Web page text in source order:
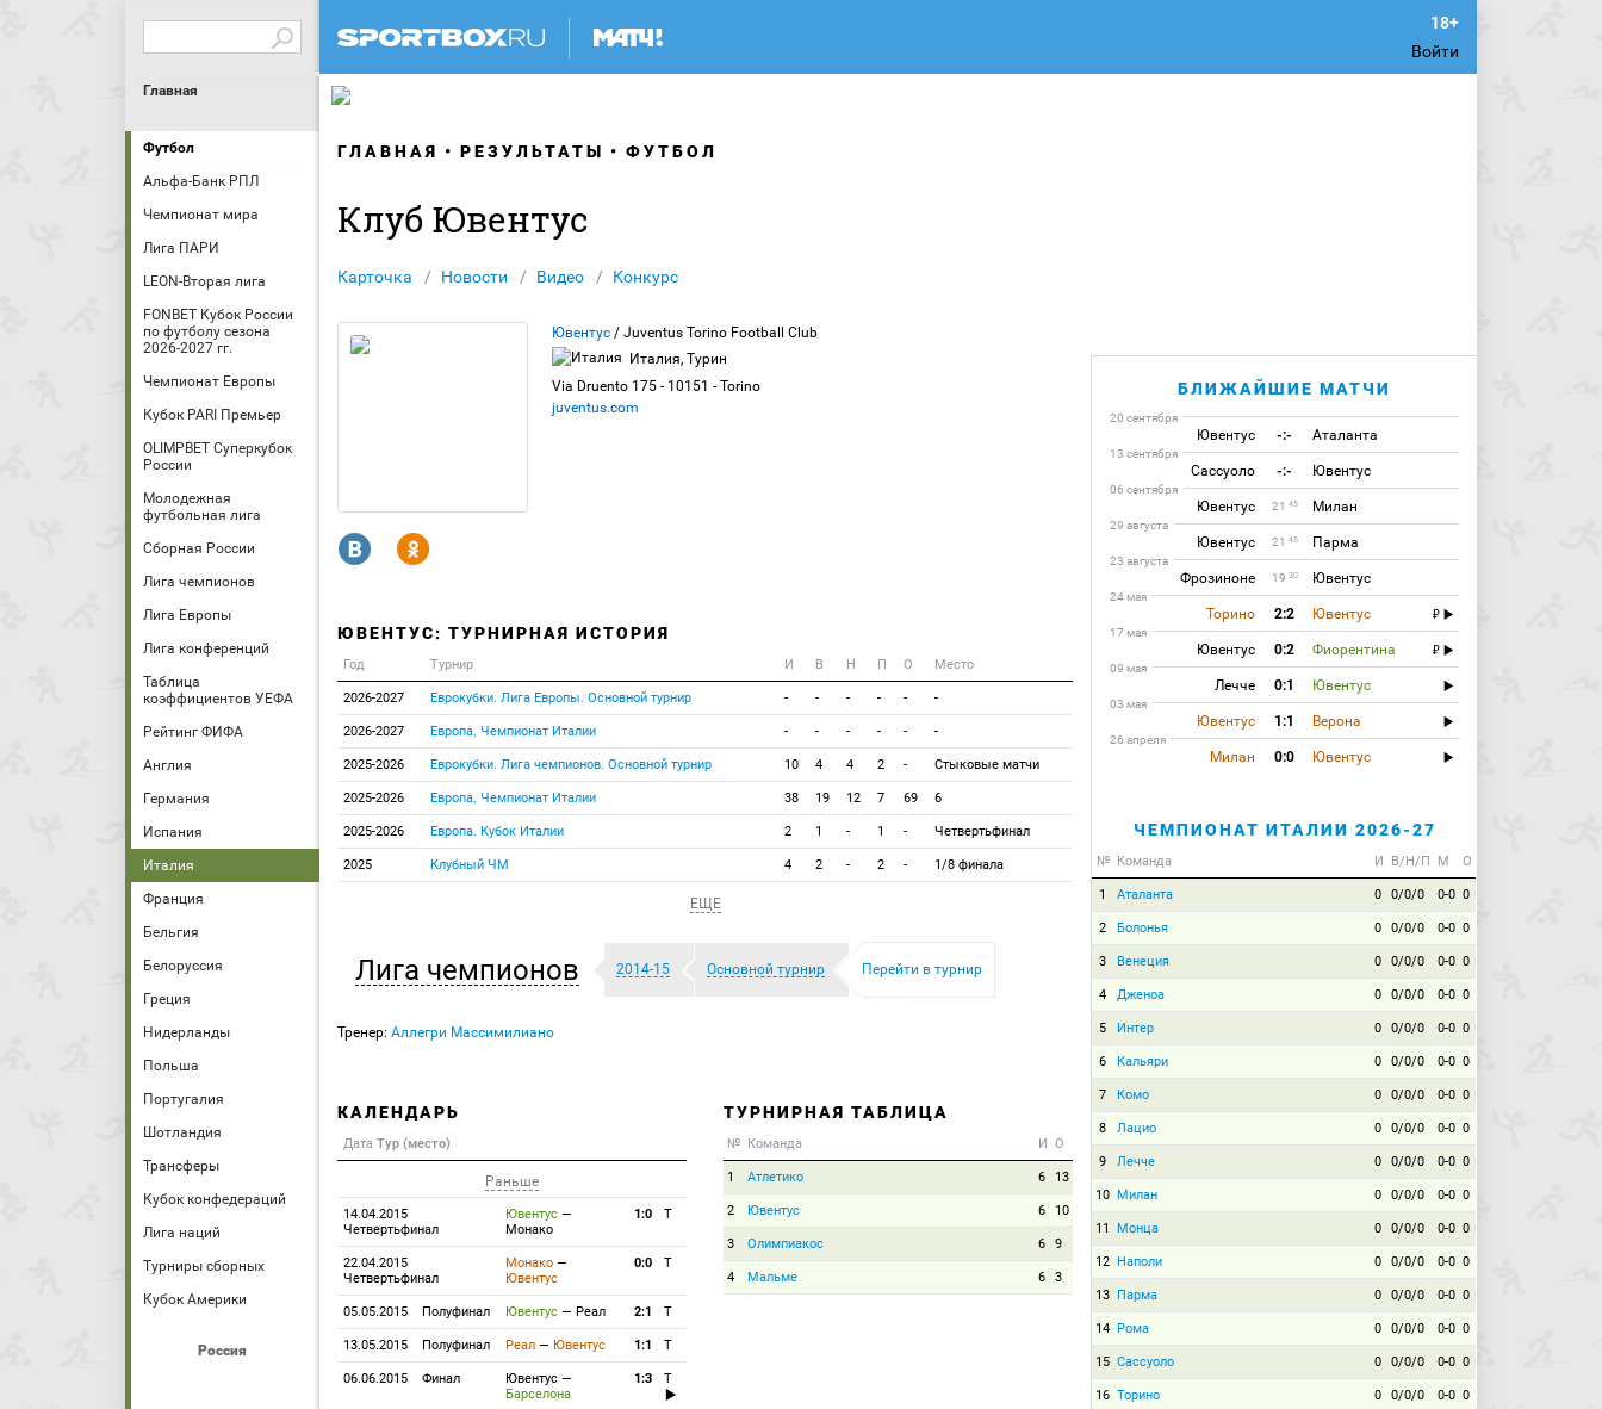
Войти
Главная
Футбол
Альфа-Банк РПЛ
Чемпионат мира
Лига ПАРИ
LEON-Вторая лига
FONBET Кубок России
по футболу сезона
2026-2027 гг.
Чемпионат Европы
Кубок PARI Премьер
OLIMPBET Суперкубок
России
Молодежная
футбольная лига
Сборная России
Лига чемпионов
Лига Европы
Лига конференций
Таблица
коэффициентов УЕФА
Рейтинг ФИФА
Англия
Германия
Испания
Италия
Франция
Бельгия
Белоруссия
Греция
Нидерланды
Польша
Португалия
Шотландия
Трансферы
Кубок конфедераций
Лига наций
Турниры сборных
Кубок Америки
Россия
ГЛАВНАЯ РЕЗУЛЬТАТЫ ФУТБОЛ
Клуб Ювентус
Карточка Новости Видео Конкурс
Ювентус / Juventus Torino Football Club
Италия, Турин
Via Druento 175 - 10151 - Torino
juventus.com
R Y
ЮВЕНТУС: ТУРНИРНАЯ ИСТОРИЯ
Год Турнир И В Н П О Место
2026-2027 Еврокубки. Лига Европы. Основной турнир - - - - - -
2026-2027 Европа. Чемпионат Италии - - - - - -
2025-2026 Еврокубки. Лига чемпионов. Основной турнир 10 4 4 2 - Стыковые матчи
2025-2026 Европа. Чемпионат Италии 38 19 12 7 69 6
2025-2026 Европа. Кубок Италии 2 1 - 1 - Четвертьфинал
2025 Клубный ЧМ 4 2 - 2 - 1/8 финала
ЕЩЕ
Лига чемпионов 2014-15 Основной турнир Перейти в турнир
Тренер: Аллегри Массимилиано
КАЛЕНДАРЬ
Дата Тур (место)
Раньше
14.04.2015
Четвертьфинал
Ювентус —
Монако
1:0 T
22.04.2015
Четвертьфинал
Монако —
Ювентус
0:0 T
05.05.2015 Полуфинал Ювентус — Реал 2:1 T
13.05.2015 Полуфинал Реал — Ювентус 1:1 T
06.06.2015 Финал Ювентус —
Барселона
1:3 T
ТУРНИРНАЯ ТАБЛИЦА
№ Команда И О
1 Атлетико 6 13
2 Ювентус 6 10
3 Олимпиакос 6 9
4 Мальме 6 3
БЛИЖАЙШИЕ МАТЧИ
20 сентября
Ювентус -:- Аталанта
13 сентября
Сассуоло -:- Ювентус
06 сентября
Ювентус 21 45 Милан
29 августа
Ювентус 21 45 Парма
23 августа
Фрозиноне 19 30 Ювентус
24 мая
Торино 2:2 Ювентус
17 мая
Ювентус 0:2 Фиорентина
09 мая
Лечче 0:1 Ювентус
03 мая
Ювентус 1:1 Верона
26 апреля
Милан 0:0 Ювентус
ЧЕМПИОНАТ ИТАЛИИ 2026-27
№ Команда И В/Н/П М О
1 Аталанта 0 0/0/0 0-0 0
2 Болонья 0 0/0/0 0-0 0
3 Венеция 0 0/0/0 0-0 0
4 Дженоа 0 0/0/0 0-0 0
5 Интер 0 0/0/0 0-0 0
6 Кальяри 0 0/0/0 0-0 0
7 Комо 0 0/0/0 0-0 0
8 Лацио 0 0/0/0 0-0 0
9 Лечче 0 0/0/0 0-0 0
10 Милан 0 0/0/0 0-0 0
11 Монца 0 0/0/0 0-0 0
12 Наполи 0 0/0/0 0-0 0
13 Парма 0 0/0/0 0-0 0
14 Рома 0 0/0/0 0-0 0
15 Сассуоло 0 0/0/0 0-0 0
16 Торино 0 0/0/0 0-0 0